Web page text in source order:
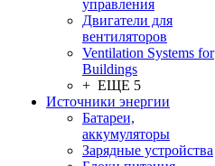
управления
Двигатели для
вентиляторов
Ventilation Systems for
Buildings
+ ЕЩЕ 5
Источники энергии
Батареи,
аккумуляторы
Зарядные устройства